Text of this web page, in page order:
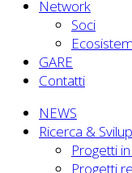
Network
Soci
GARE
Contatti
NEWS
Ricerca &
Progetti
Progetti